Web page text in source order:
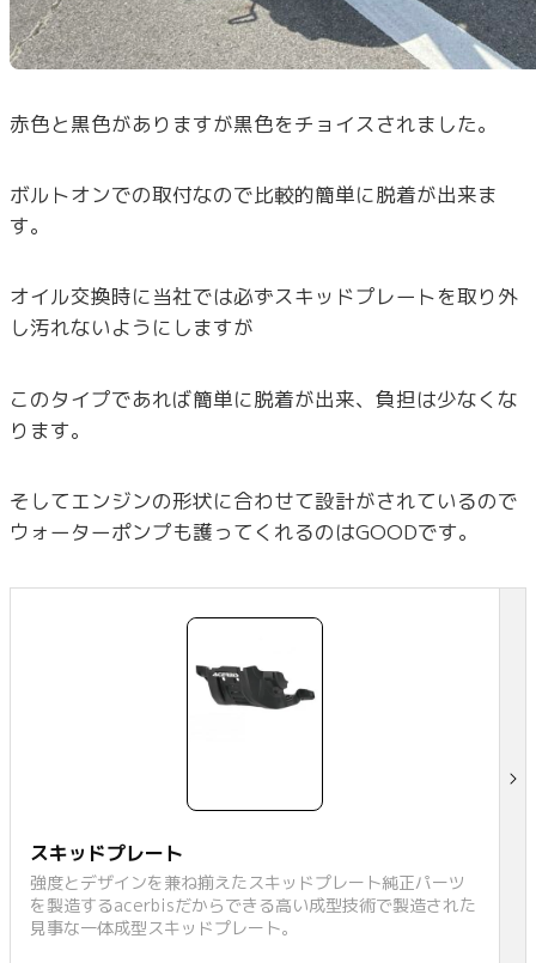
赤色と黒色がありますが黒色をチョイスされました。
ボルトオンでの取付なので比較的簡単に脱着が出来ま
す。
オイル交換時に当社では必ずスキッドプレートを取り外
し汚れないようにしますが
このタイプであれば簡単に脱着が出来、負担は少なくな
ります。
そしてエンジンの形状に合わせて設計がされているので
ウォーターポンプも護ってくれるのはGOODです。
スキッドプレート
強度とデザインを兼ね揃えたスキッドプレート純正パーツ
を製造するacerbisだからできる高い成型技術で製造された
見事な一体成型スキッドプレート。